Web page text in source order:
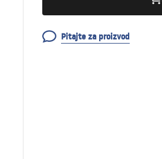
Pitajte za proizvod